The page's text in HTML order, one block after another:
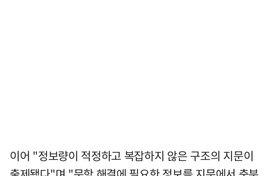
이어 "정보량이 적정하고 복잡하지 않은 구조의 지문이